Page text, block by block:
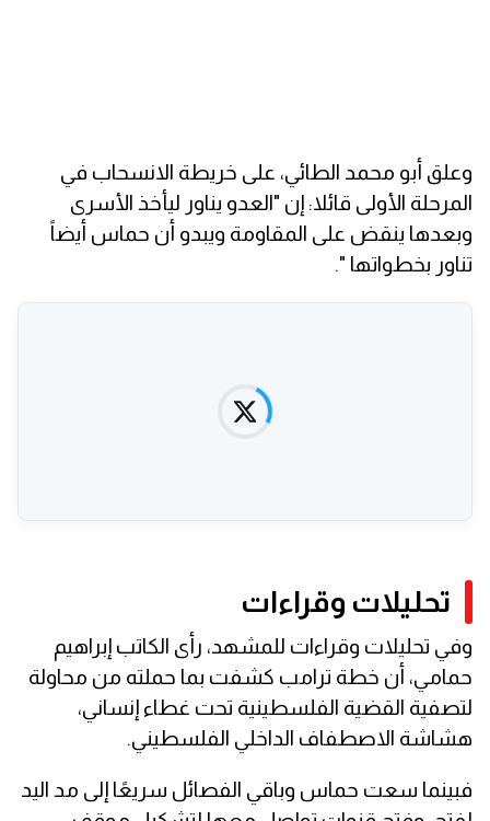
وعلق أبو محمد الطائي، على خريطة الانسحاب في
المرحلة الأولى قائلا: إن "العدو يناور ليأخذ الأسرى
وبعدها ينقض على المقاومة ويبدو أن حماس أيضاً
تناور بخطواتها ".
تحليلات وقراءات
وفي تحليلات وقراءات للمشهد، رأى الكاتب إبراهيم
حمامي، أن خطة ترامب كشفت بما حملته من محاولة
لتصفية القضية الفلسطينية تحت غطاء إنساني،
هشاشة الاصطفاف الداخلي الفلسطيني.
فبينما سعت حماس وباقي الفصائل سريعًا إلى مد اليد